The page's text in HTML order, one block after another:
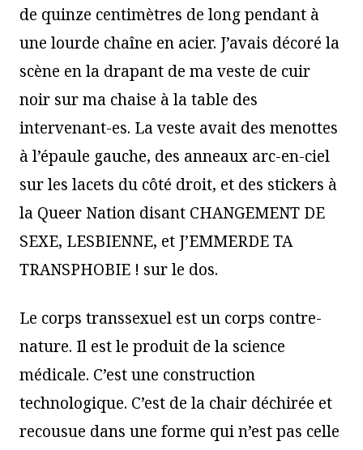
de quinze centimètres de long pendant à
une lourde chaîne en acier. J’avais décoré la
scène en la drapant de ma veste de cuir
noir sur ma chaise à la table des
intervenant-es. La veste avait des menottes
à l’épaule gauche, des anneaux arc-en-ciel
sur les lacets du côté droit, et des stickers à
la Queer Nation disant CHANGEMENT DE
SEXE, LESBIENNE, et J’EMMERDE TA
TRANSPHOBIE ! sur le dos.
Le corps transsexuel est un corps contre-
nature. Il est le produit de la science
médicale. C’est une construction
technologique. C’est de la chair déchirée et
recousue dans une forme qui n’est pas celle